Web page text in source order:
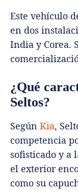
Este vehículo
en dos
India y Corea.
¿Qué
Seltos?
Según Kia,
competencia
sofisticado y a
el exterior
como su